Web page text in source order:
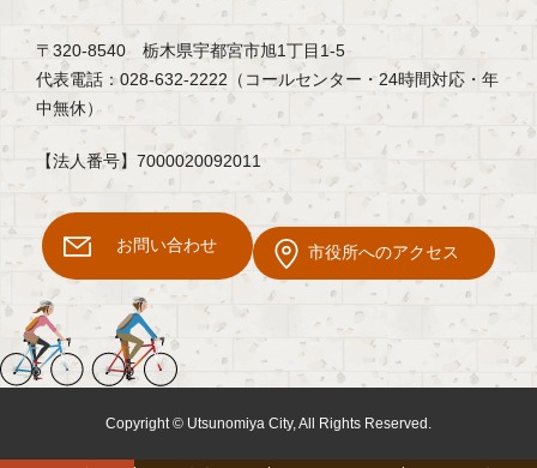
〒320-8540 栃木県宇都宮市旭1丁目1-5
代表電話：028-632-2222（コールセンター・24時間対応・年
中無休）
【法人番号】7000020092011
お問い合わせ 市役所へのアクセス
Copyright © Utsunomiya City, All Rights Reserved.